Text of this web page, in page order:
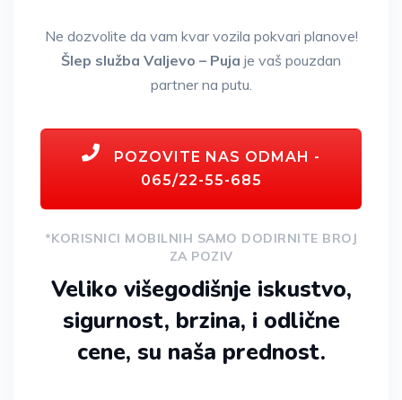
Ne dozvolite da vam kvar vozila pokvari planove!
Šlep služba Valjevo – Puja je vaš pouzdan
partner na putu.
POZOVITE NAS ODMAH -
065/22-55-685
*KORISNICI MOBILNIH SAMO DODIRNITE BROJ
ZA POZIV
Veliko višegodišnje iskustvo,
sigurnost, brzina, i odlične
cene, su naša prednost.